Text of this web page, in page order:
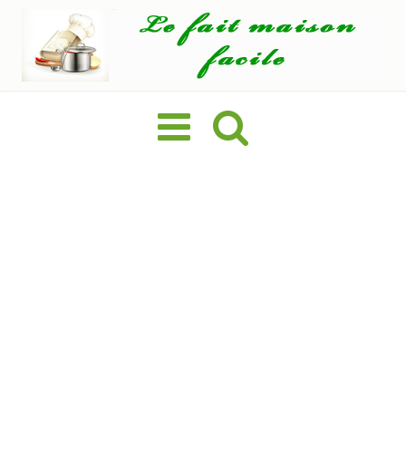
Basculer
la
navigation